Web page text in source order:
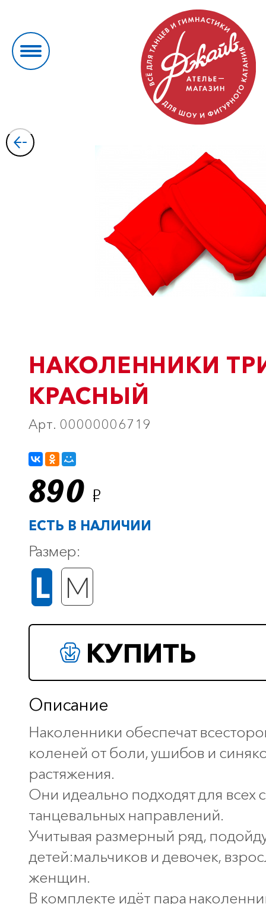
НАКОЛЕННИКИ
КРАСНЫЙ
Арт. 00000006719
890 Р
ЕСТЬ В НАЛИЧИИ
Размер:
L M
КУПИТЬ
Описание
Наколенники обеспечат
коленей от боли, ушибов и
растяжения.
Они идеально подходят для всех
танцевальных направлений.
Учитывая размерный ряд,
детей:мальчиков и девочек,
женщин.
В комплекте идёт пара